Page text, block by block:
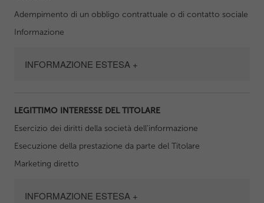
Adempimento di un obbligo contrattuale o di contatto sociale
Informazione
INFORMAZIONE ESTESA +
LEGITTIMO INTERESSE DEL TITOLARE
Esercizio dei diritti della società dell’informazione
Esecuzione della prestazione da parte del Titolare
Marketing diretto
INFORMAZIONE ESTESA +